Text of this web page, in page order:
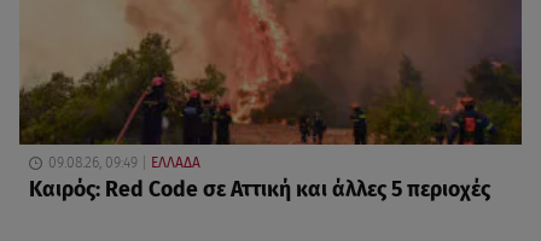
09.08.26, 09:49 ΕΛΛΑΔΑ
Καιρός: Red Code σε Αττική και άλλες 5 περιοχές